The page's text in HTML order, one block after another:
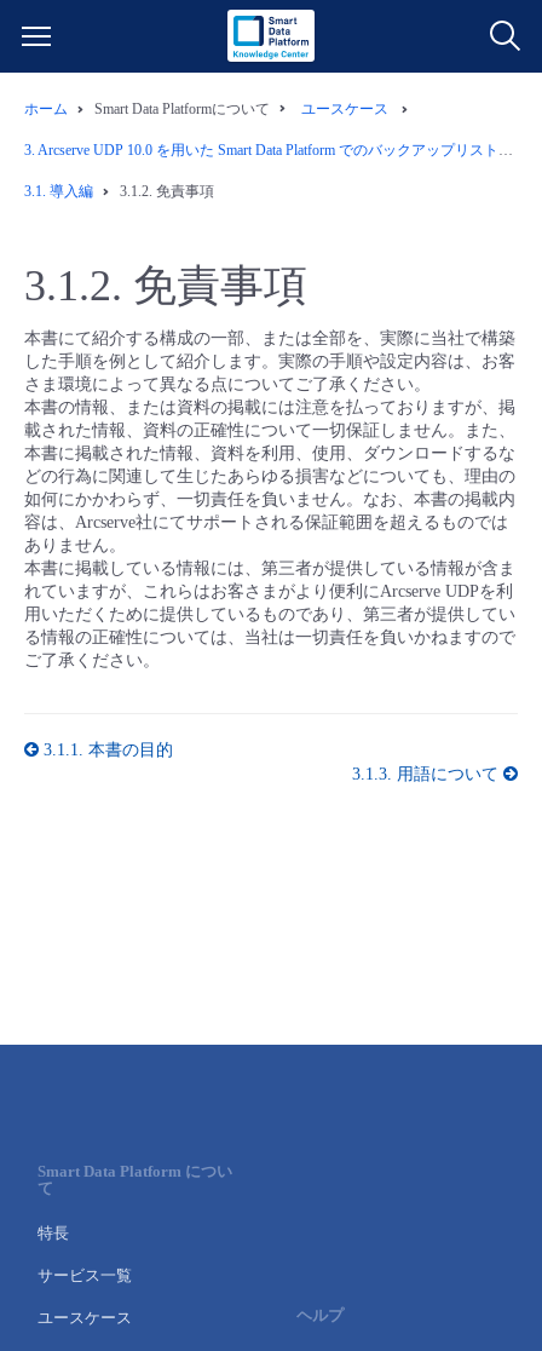
データ利活用
ネットワーク
IoT
モニタリング/監査
サポート
管理機能
よくある質問
クラウド/サーバー
ネットワーク
IoT
モニタリング/監査
サポート
すべてのメニューを見る
料金シミュレーター
データ利活用
クラウド/サーバー
ネットワーク
IoT
サポート
ご利用開始ガイド
■ 管理機能
- 管理機能
■ セットアップガイド
- 新規お申し込み方法
- ユーザー機能の管理
- クラウド / サーバー
- Flexible Remote Access
ユースケース
- バックアップ
- セキュリティ・監査
- データと分析
- IoT
- マルチクラウド利用
故障/メンテナンス情報
サービス稼働状況
故障/メンテナンス履歴
定期メンテナンス
パートナー
販売パートナー向けプログラム
トレーニング/操作動画
ホーム Smart Data Platformについて ユースケース
3. Arcserve UDP 10.0 を用いた Smart Data Platform でのバックアップリストア運用例
3.1. 導入編 3.1.2. 免責事項
3.1.2. 免責事項
本書にて紹介する構成の一部、または全部を、実際に当社で構築
した手順を例として紹介します。実際の手順や設定内容は、お客
さま環境によって異なる点についてご了承ください。
本書の情報、または資料の掲載には注意を払っておりますが、掲
載された情報、資料の正確性について一切保証しません。また、
本書に掲載された情報、資料を利用、使用、ダウンロードするな
どの行為に関連して生じたあらゆる損害などについても、理由の
如何にかかわらず、一切責任を負いません。なお、本書の掲載内
容は、Arcserve社にてサポートされる保証範囲を超えるものでは
ありません。
本書に掲載している情報には、第三者が提供している情報が含ま
れていますが、これらはお客さまがより便利にArcserve UDPを利
用いただくために提供しているものであり、第三者が提供してい
る情報の正確性については、当社は一切責任を負いかねますので
ご了承ください。
3.1.1. 本書の目的
3.1.3. 用語について
Smart Data Platform につい
て
特長
サービス一覧
ユースケース ヘルプ